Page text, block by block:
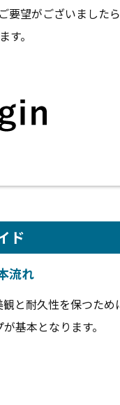
要望がございまし
。
ド
流れ
と耐久性を保つた
基本となります。